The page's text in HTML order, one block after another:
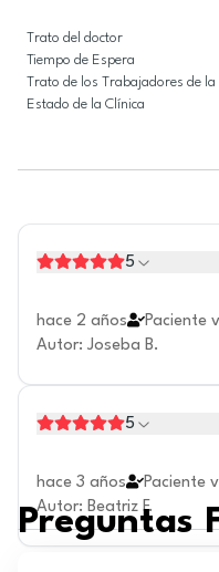
Trato del doctor
Tiempo de Espera
Trato de los Trabajadores de la
Estado de la Clínica
5
hace 2 años
Paciente
Autor: Joseba B.
5
hace 3 años
Paciente
Autor: Beatriz F.
Preguntas